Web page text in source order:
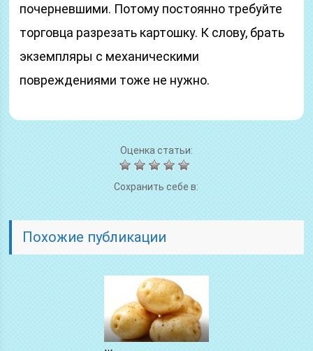
почерневшими. Потому постоянно требуйте
торговца разрезать картошку. К слову, брать
экземпляры с механическими
повреждениями тоже не нужно.
Оценка статьи:
Сохранить себе в:
Похожие публикации